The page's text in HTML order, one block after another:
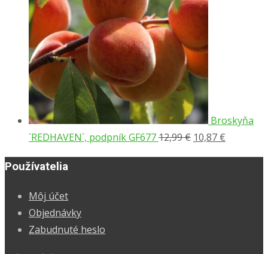
Broskyňa
´REDHAVEN´, podpník GF67712,99€ Pôvodná
10,87 €
Používatelia
Môj účet
Objednávky
Zabudnuté heslo